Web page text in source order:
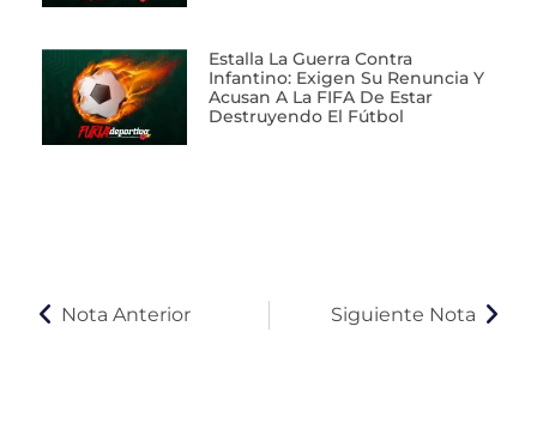
Estalla La Guerra Contra
Infantino: Exigen Su Renuncia Y
Acusan A La FIFA De Estar
Destruyendo El Fútbol
Nota Anterior Siguiente Nota